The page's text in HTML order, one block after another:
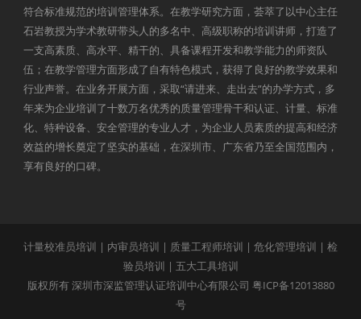
符合标准规范的培训管理体系。在教学研究方面，荟萃了以中心主任
石岩教授为学术教研带头人的多名中、高级职称的培训讲师，打造了
一支高素质、高水平、精干的、具备课程开发和教学能力的师资队
伍；在教学管理方面形成了自有特色模式，获得了良好的教学效果和
行业声誉。在业务开展方面，采取“请进来、走出去”的办学方式，多
年来为企业培训了十数万名优秀的质量管理骨干和认证、计量、标准
化、特种设备、安全管理的专业人才，为企业人员素质的提高和经济
效益的增长奠定了坚实的基础，在深圳市、广东省乃至全国范围内，
享有良好的口碑。
计量校准员培训 | 内审员培训 | 质量工程师培训 | 危化管理培训 | 检
验员培训 | 五大工具培训
版权所有 深圳市深监管理认证培训中心有限公司 粤ICP备12013880
号